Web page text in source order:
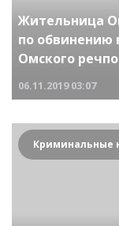
Жительница
по обвинению
Омского
06.11.2019 03:07